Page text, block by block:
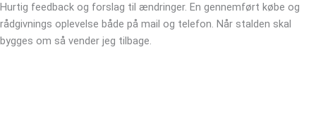
Hurtig feedback og forslag til ændringer. En gennemført købe og
rådgivnings oplevelse både på mail og telefon. Når stalden skal
bygges om så vender jeg tilbage.